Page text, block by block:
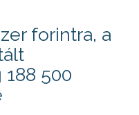
forintra, a
500